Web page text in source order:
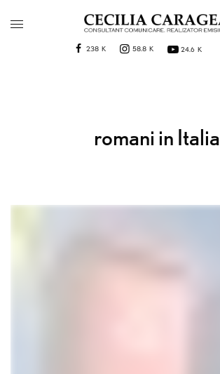
238 K 58.8 K 24.6 K
romani in Italia